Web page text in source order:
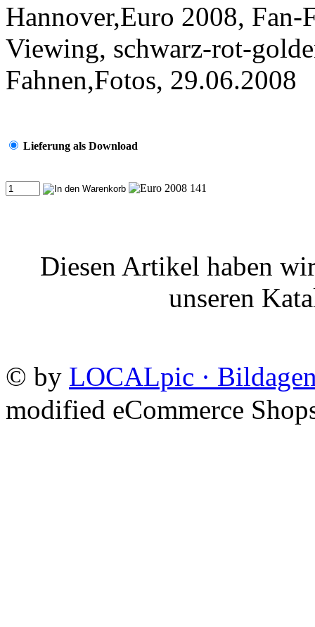
Hannover,Euro 2008,
Viewing, schwarz-rot-
Fahnen,Fotos, 29.06.2008
Lieferung als Download
Diesen Artikel haben
unseren
© by LOCALpic ·
modified eCommerce